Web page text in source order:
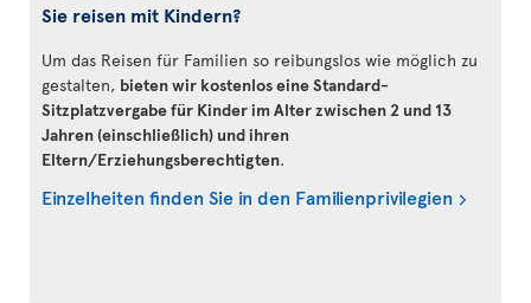
Sie reisen mit Kindern?
Um das Reisen für Familien so reibungslos wie möglich zu
gestalten, bieten wir kostenlos eine Standard-
Sitzplatzvergabe für Kinder im Alter zwischen 2 und 13
Jahren (einschließlich) und ihren
Eltern/Erziehungsberechtigten.
Einzelheiten finden Sie in den Familienprivilegien